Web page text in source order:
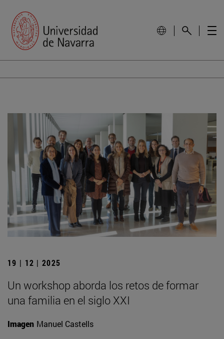
19 | 12 | 2025
Un workshop aborda los retos de formar
una familia en el siglo XXI
Imagen Manuel Castells